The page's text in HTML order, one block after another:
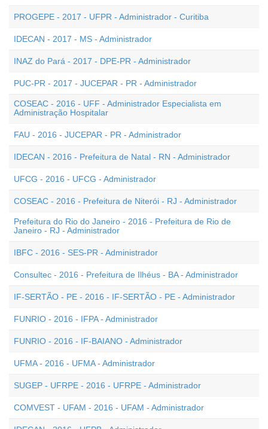
PROGEPE - 2017 - UFPR - Administrador - Curitiba
IDECAN - 2017 - MS - Administrador
INAZ do Pará - 2017 - DPE-PR - Administrador
PUC-PR - 2017 - JUCEPAR - PR - Administrador
COSEAC - 2016 - UFF - Administrador Especialista em
Administração Hospitalar
FAU - 2016 - JUCEPAR - PR - Administrador
IDECAN - 2016 - Prefeitura de Natal - RN - Administrador
UFCG - 2016 - UFCG - Administrador
COSEAC - 2016 - Prefeitura de Niterói - RJ - Administrador
Prefeitura do Rio do Janeiro - 2016 - Prefeitura de Rio de
Janeiro - RJ - Administrador
IBFC - 2016 - SES-PR - Administrador
Consultec - 2016 - Prefeitura de Ilhéus - BA - Administrador
IF-SERTÃO - PE - 2016 - IF-SERTÃO - PE - Administrador
FUNRIO - 2016 - IFPA - Administrador
FUNRIO - 2016 - IF-BAIANO - Administrador
UFMA - 2016 - UFMA - Administrador
SUGEP - UFRPE - 2016 - UFRPE - Administrador
COMVEST - UFAM - 2016 - UFAM - Administrador